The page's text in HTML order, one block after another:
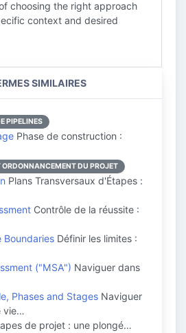
choosing the right approach
context and desired
SIMILAIRES
PIPELINES
Phase de construction :
DU PROJET
Plans Transversaux d'Étapes :
Contrôle de la réussite :
Boundaries Définir les limites :
("MSA") Naviguer dans
Phases and Stages Naviguer
vie…
de projet : une plongé…